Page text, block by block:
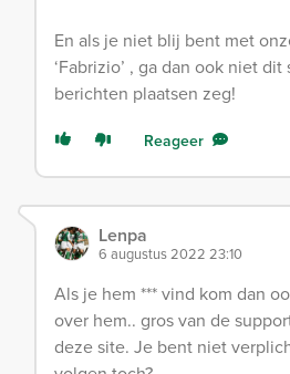
En als je niet blij bent met
‘Fabrizio’ , ga dan ook niet
berichten plaatsen zeg!
Reageer
Lenpa
6 augustus 2022 23:10
Als je hem *** vind kom dan
over hem.. gros van de
deze site. Je bent niet